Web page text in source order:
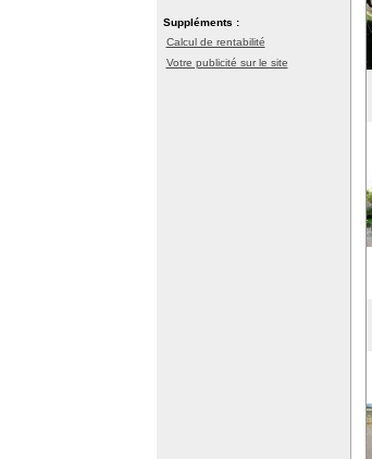
Suppléments :
Calcul de rentabilité
Votre publicité sur le site